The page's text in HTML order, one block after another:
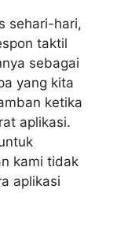
sehari-hari,
taktil
sebagai
yang kita
ketika
aplikasi.
kami tidak
aplikasi